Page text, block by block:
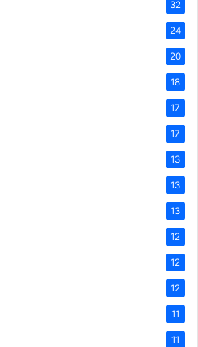
32
24
20
18
17
17
13
13
13
12
12
12
11
11